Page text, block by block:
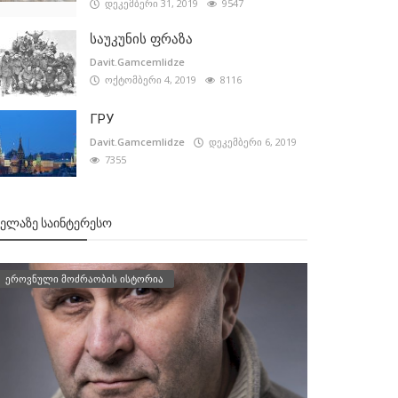
დეკემბერი 31, 2019 9547
საუკუნის ფრაზა
Davit.Gamcemlidze
ოქტომბერი 4, 2019
8116
ГРУ
Davit.Gamcemlidze
დეკემბერი 6, 2019
7355
ᲡᲐᲘᲜᲢᲔᲠᲔᲡᲝ
ეროვნული მოძრაობის ისტორია